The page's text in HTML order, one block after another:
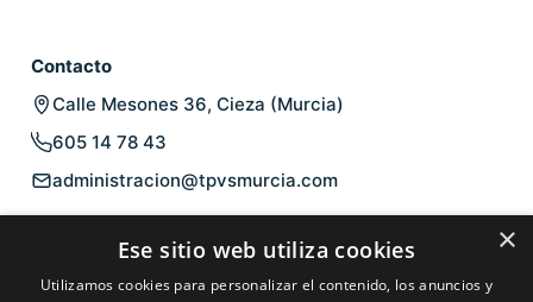
Contacto
Calle Mesones 36, Cieza (Murcia)
605 14 78 43
administracion@tpvsmurcia.com
×
Ese sitio web utiliza cookies
Utilizamos cookies para personalizar el contenido, los anuncios y